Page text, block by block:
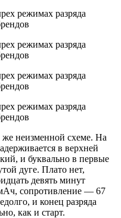
же неизменной схеме. На
в верхней
и буквально в первые
дуге. Плато нет,
девять минут
мАч, сопротивление — 67
и конец разряда
как и старт.